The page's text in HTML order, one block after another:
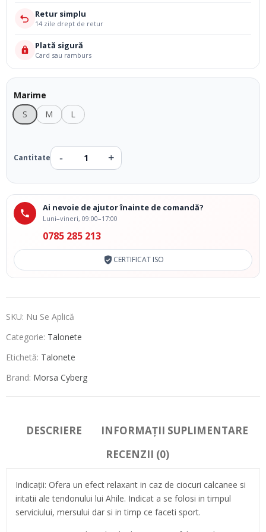
Retur simplu
14 zile drept de retur
Plată sigură
Card sau ramburs
Marime
S
M L
Ai nevoie de ajutor înainte de comandă?
Luni–vineri, 09:00–17:00
0785 285 213
CERTIFICAT ISO
SKU: Nu Se Aplică
Categorie: Talonete
Etichetă: Talonete
Brand: Morsa Cyberg
DESCRIERE
INFORMAȚII SUPLIMENTARE
RECENZII (0)
Indicaţii: Ofera un efect relaxant in caz de ciocuri calcanee si
iritatii ale tendonului lui Ahile. Indicat a se folosi in timpul
serviciului, mersului dar si in timp ce faceti sport.